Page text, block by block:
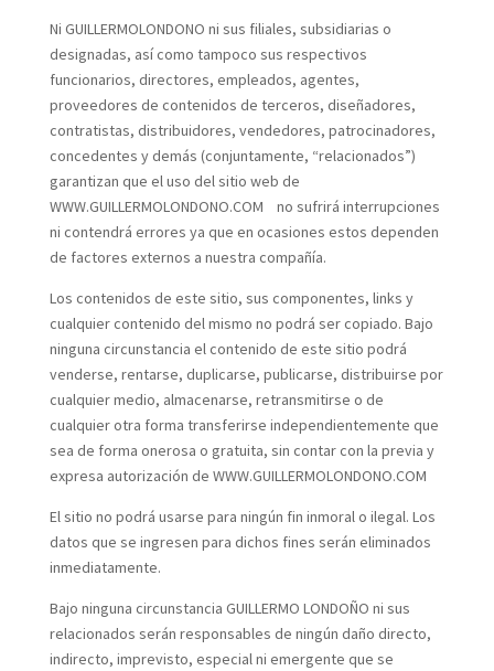
Ni GUILLERMOLONDONO ni sus filiales, subsidiarias o
designadas, así como tampoco sus respectivos
funcionarios, directores, empleados, agentes,
proveedores de contenidos de terceros, diseñadores,
contratistas, distribuidores, vendedores, patrocinadores,
concedentes y demás (conjuntamente, “relacionados”)
garantizan que el uso del sitio web de
WWW.GUILLERMOLONDONO.COM no sufrirá interrupciones
ni contendrá errores ya que en ocasiones estos dependen
de factores externos a nuestra compañía.
Los contenidos de este sitio, sus componentes, links y
cualquier contenido del mismo no podrá ser copiado. Bajo
ninguna circunstancia el contenido de este sitio podrá
venderse, rentarse, duplicarse, publicarse, distribuirse por
cualquier medio, almacenarse, retransmitirse o de
cualquier otra forma transferirse independientemente que
sea de forma onerosa o gratuita, sin contar con la previa y
expresa autorización de WWW.GUILLERMOLONDONO.COM
El sitio no podrá usarse para ningún fin inmoral o ilegal. Los
datos que se ingresen para dichos fines serán eliminados
inmediatamente.
Bajo ninguna circunstancia GUILLERMO LONDOÑO ni sus
relacionados serán responsables de ningún daño directo,
indirecto, imprevisto, especial ni emergente que se